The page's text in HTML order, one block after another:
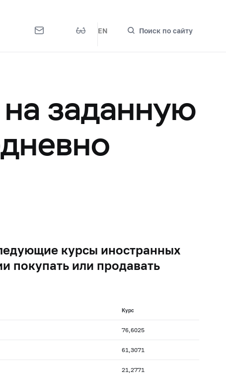
EN Поиск по сайту
заданную
курсы иностранных
покупать или продавать
Курс
76,6025
61,3071
21,2771